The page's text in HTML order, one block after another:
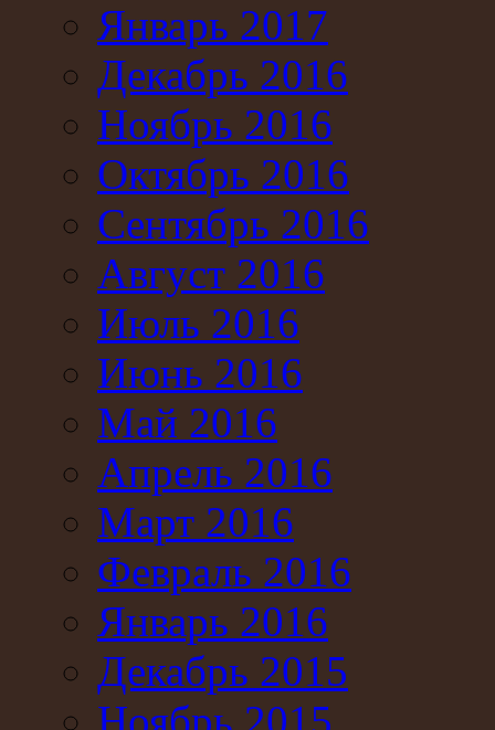
Январь 2017
Декабрь 2016
Ноябрь 2016
Октябрь 2016
Сентябрь 2016
Август 2016
Июль 2016
Июнь 2016
Май 2016
Апрель 2016
Март 2016
Февраль 2016
Январь 2016
Декабрь 2015